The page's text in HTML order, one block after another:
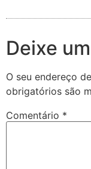
Deixe
O seu endereço
obrigatórios são
Comentário *